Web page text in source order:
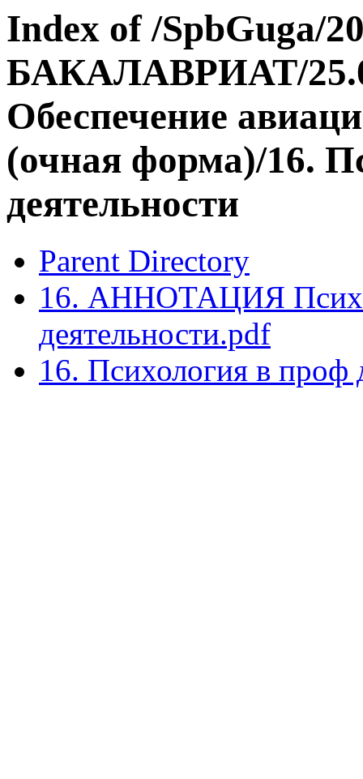
Index of /SpbGuga/
БАКАЛАВРИАТ/
Обеспечение
(очная форма)/16.
деятельности
Parent Directory
16. АННОТАЦИЯ
деятельности.pdf
16. Психология в